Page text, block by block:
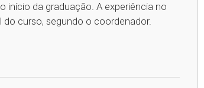
início da graduação. A experiência no
curso, segundo o coordenador.